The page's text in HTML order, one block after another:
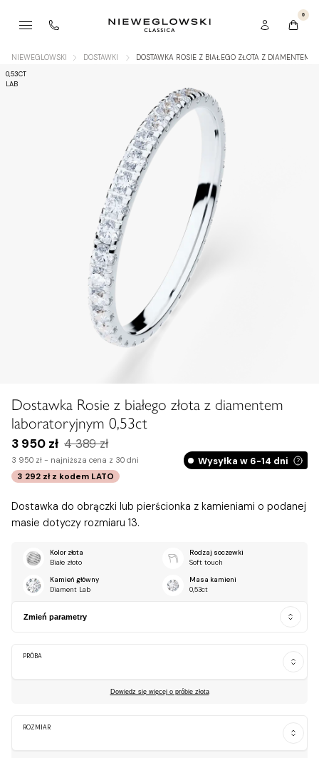
0
NIEWEGLOWSKI DOSTAWKI DOSTAWKA ROSIE Z BIAŁEGO ZŁOTA Z DIAMENTEM
0,53CT
LAB
Dostawka Rosie z białego złota z diamentem
laboratoryjnym 0,53ct
3 950 zł 4 389 zł
3 950 zł - najniższa cena z 30 dni
3 292 zł z kodem LATO
Wysyłka w 6-14 dni
Dostawka do obrączki lub pierścionka z kamieniami o podanej
masie dotyczy rozmiaru 13.
Kolor złota
Białe złoto
Rodzaj soczewki
Soft touch
Kamień główny
Diament Lab
Masa kamieni
0,53ct
Zmień parametry
PRÓBA
Dowiedz się więcej o próbie złota
ROZMIAR